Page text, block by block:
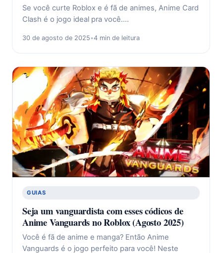
Se você curte Roblox e é fã de animes, Anime Card
Clash é o jogo ideal pra você.…
30 de agosto de 2025•4 min de leitura
GUIAS
Seja um vanguardista com esses códicos de
Anime Vanguards no Roblox (Agosto 2025)
Você é fã de anime e manga? Então Anime
Vanguards é o jogo perfeito para você! Neste